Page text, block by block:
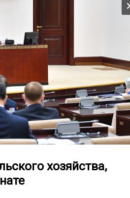
хозяйства,